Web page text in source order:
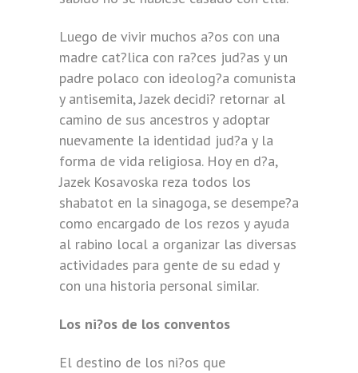
Luego de vivir muchos a?os con una
madre cat?lica con ra?ces jud?as y un
padre polaco con ideolog?a comunista
y antisemita, Jazek decidi? retornar al
camino de sus ancestros y adoptar
nuevamente la identidad jud?a y la
forma de vida religiosa. Hoy en d?a,
Jazek Kosavoska reza todos los
shabatot en la sinagoga, se desempe?a
como encargado de los rezos y ayuda
al rabino local a organizar las diversas
actividades para gente de su edad y
con una historia personal similar.
Los ni?os de los conventos
El destino de los ni?os que